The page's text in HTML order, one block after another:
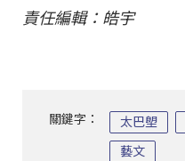
責任編輯：皓宇
關鍵字： 太巴塱
藝文